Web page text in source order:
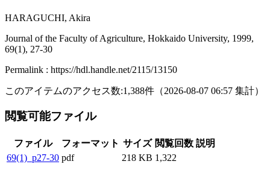
HARAGUCHI, Akira
Journal of the Faculty of Agriculture, Hokkaido University, 1999,
69(1), 27-30
Permalink : https://hdl.handle.net/2115/13150
このアイテムのアクセス数:1,388件 （2026-08-07 06:57 集計）
閲覧可能ファイル
ファイル フォーマット サイズ 閲覧回数 説明
69(1)_p27-30 pdf 218 KB 1,322